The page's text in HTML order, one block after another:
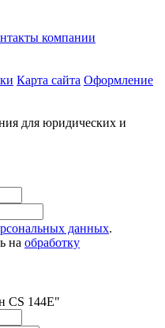
для юридических и
данных
на
CS 144Е